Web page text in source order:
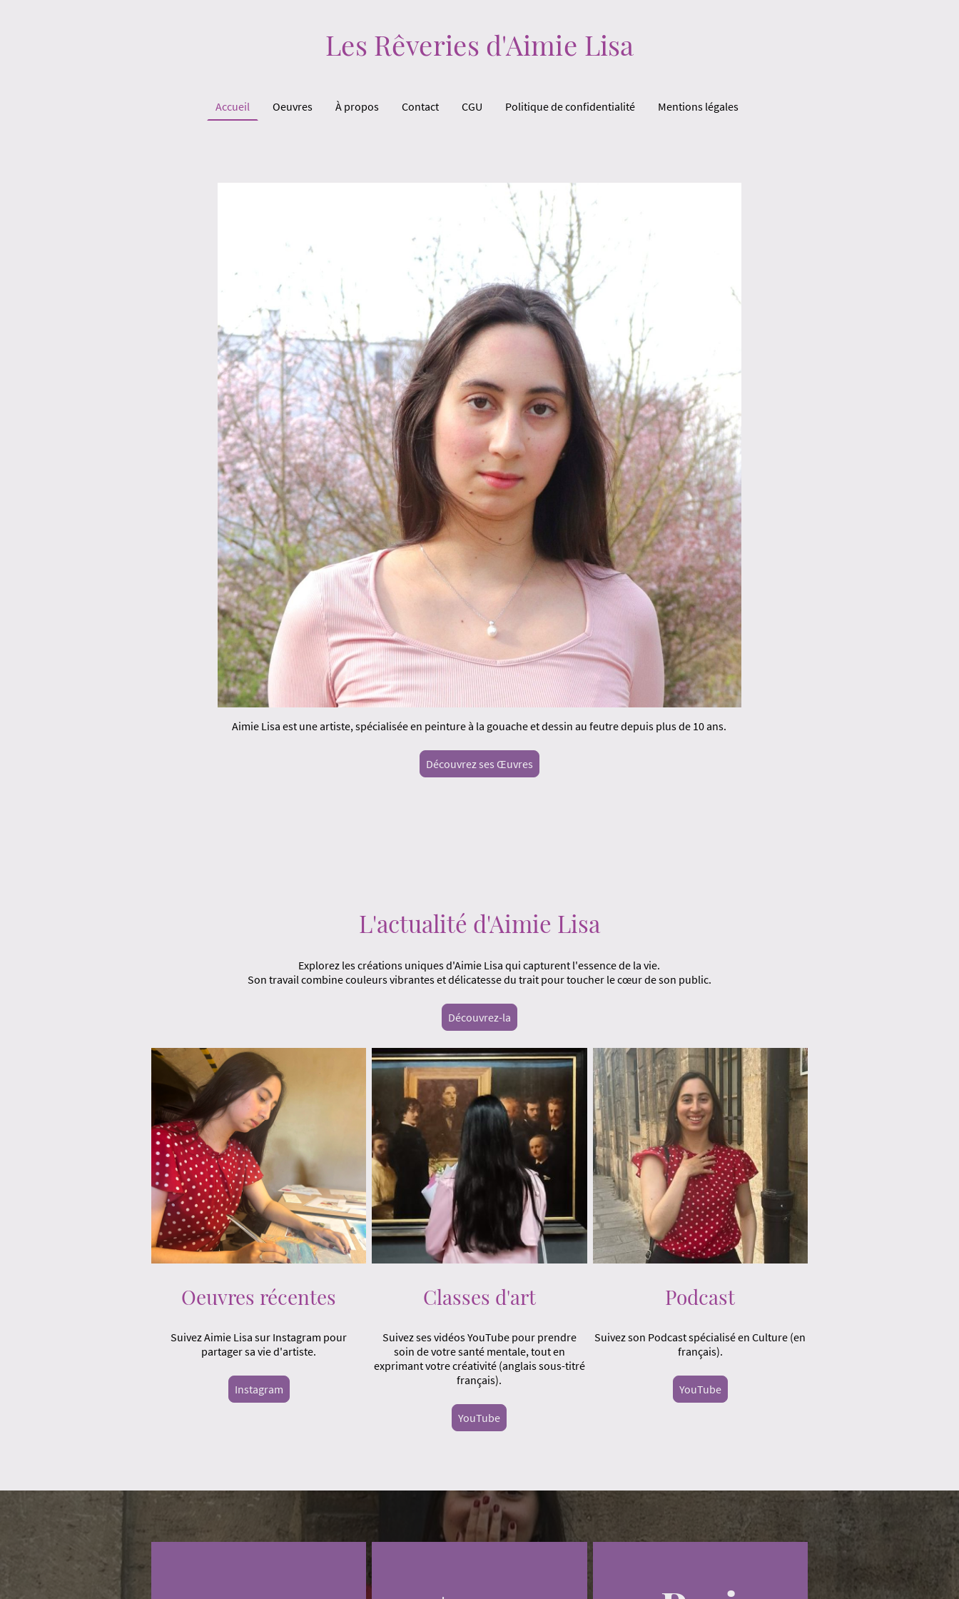
Les Rêveries d'Aimie Lisa
Accueil Oeuvres À propos Contact CGU Politique de confidentialité Mentions légales
Aimie Lisa est une artiste, spécialisée en peinture à la gouache et dessin au feutre depuis plus de 10 ans.
Découvrez ses Œuvres
L'actualité d'Aimie Lisa
Explorez les créations uniques d'Aimie Lisa qui capturent l'essence de la vie.
Son travail combine couleurs vibrantes et délicatesse du trait pour toucher le cœur de son public.
Découvrez-la
Oeuvres récentes
Suivez Aimie Lisa sur Instagram pour
partager sa vie d'artiste.
Instagram
Classes d'art
Suivez ses vidéos YouTube pour prendre
soin de votre santé mentale, tout en
exprimant votre créativité (anglais sous-titré
français).
YouTube
Podcast
Suivez son Podcast spécialisé en Culture (en
français).
YouTube